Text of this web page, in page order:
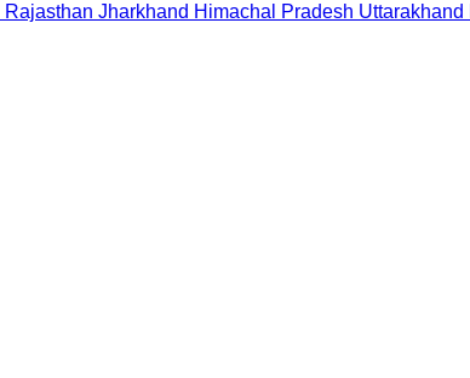
Rajasthan Jharkhand Himachal Pradesh Uttarakhand